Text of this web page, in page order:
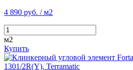
4 890 руб. / м2
м2
Купить